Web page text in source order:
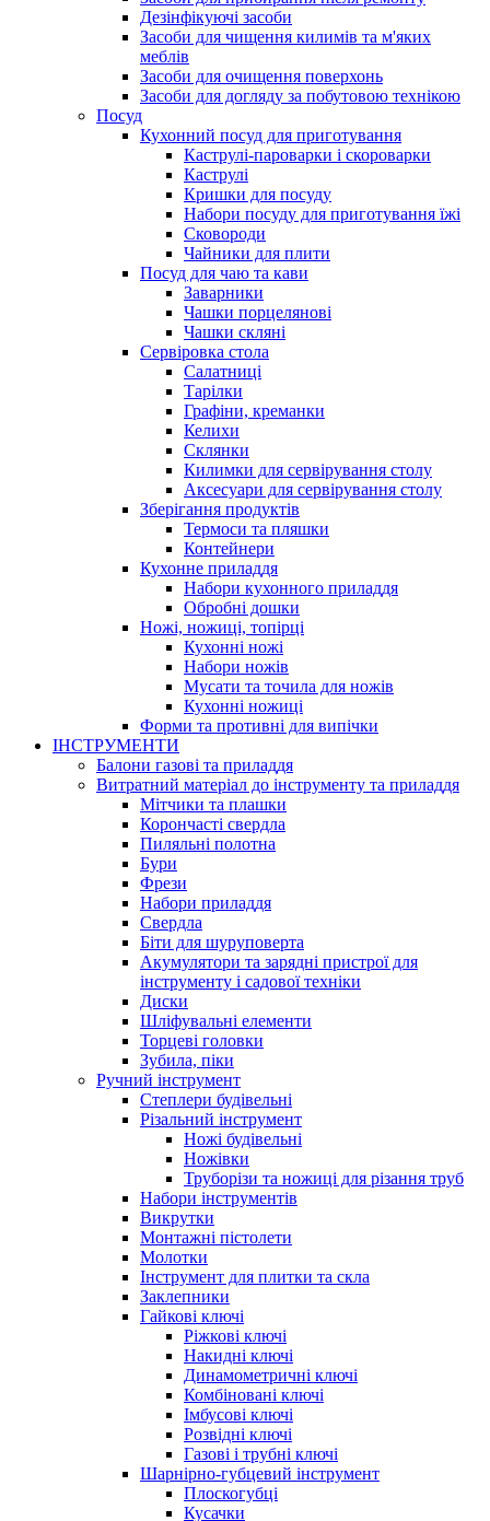
Дезінфікуючі засоби
Засоби для чищення килимів та м'яких
меблів
Засоби для очищення поверхонь
Засоби для догляду за побутовою технікою
Посуд
Кухонний посуд для приготування
Каструлі-пароварки і скороварки
Каструлі
Кришки для посуду
Набори посуду для приготування їжі
Сковороди
Чайники для плити
Посуд для чаю та кави
Заварники
Чашки порцелянові
Чашки скляні
Сервіровка стола
Салатниці
Тарілки
Графіни, креманки
Келихи
Склянки
Килимки для сервірування столу
Аксесуари для сервірування столу
Зберігання продуктів
Термоси та пляшки
Контейнери
Кухонне приладдя
Набори кухонного приладдя
Обробні дошки
Ножі, ножиці, топірці
Кухонні ножі
Набори ножів
Мусати та точила для ножів
Кухонні ножиці
Форми та противні для випічки
ІНСТРУМЕНТИ
Балони газові та приладдя
Витратний матеріал до інструменту та приладдя
Мітчики та плашки
Корончасті свердла
Пиляльні полотна
Бури
Фрези
Набори приладдя
Свердла
Біти для шуруповерта
Акумулятори та зарядні пристрої для
інструменту і садової техніки
Диски
Шліфувальні елементи
Торцеві головки
Зубила, піки
Ручний інструмент
Степлери будівельні
Різальний інструмент
Ножі будівельні
Ножівки
Труборізи та ножиці для різання труб
Набори інструментів
Викрутки
Монтажні пістолети
Молотки
Інструмент для плитки та скла
Заклепники
Гайкові ключі
Ріжкові ключі
Накидні ключі
Динамометричні ключі
Комбіновані ключі
Імбусові ключі
Розвідні ключі
Газові і трубні ключі
Шарнірно-губцевий інструмент
Плоскогубцi
Кусачки